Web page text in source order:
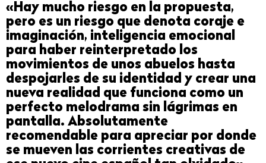
«Hay mucho riesgo en la propuesta,
pero es un riesgo que denota coraje e
imaginación, inteligencia emocional
para haber reinterpretado los
movimientos de unos abuelos hasta
despojarles de su identidad y crear una
nueva realidad que funciona como un
perfecto melodrama sin lágrimas en
pantalla. Absolutamente
recomendable para apreciar por donde
se mueven las corrientes creativas de